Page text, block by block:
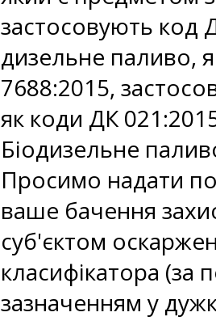
застосовують код
дизельне паливо,
7688:2015,
як коди ДК
Біодизельне
Просимо надати
ваше бачення
суб'єктом
класифікатора (за
зазначенням у